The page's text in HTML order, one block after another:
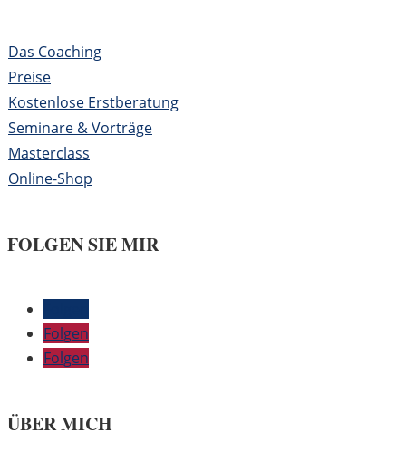
Das Coaching
Preise
Kostenlose Erstberatung
Seminare & Vorträge
Masterclass
Online-Shop
FOLGEN SIE MIR
Folgen
Folgen
ÜBER MICH